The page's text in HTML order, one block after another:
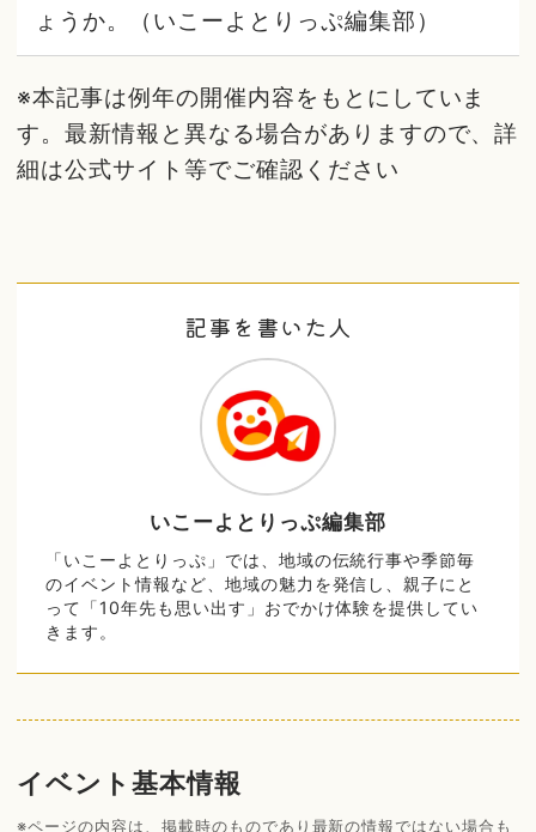
ょうか。（いこーよとりっぷ編集部）
※本記事は例年の開催内容をもとにしていま
す。最新情報と異なる場合がありますので、詳
細は公式サイト等でご確認ください
記事を書いた人
いこーよとりっぷ編集部
「いこーよとりっぷ」では、地域の伝統行事や季節毎
のイベント情報など、地域の魅力を発信し、親子にと
って「10年先も思い出す」おでかけ体験を提供してい
きます。
イベント基本情報
※ページの内容は、掲載時のものであり最新の情報ではない場合も